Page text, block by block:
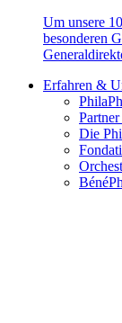
Um unsere
besonderen
Erfahren &
Die